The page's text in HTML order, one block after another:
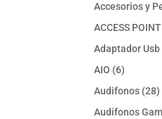
Accesorios y
ACCESS POINT
Adaptador Usb
AIO 66
productos
Audifonos 2828
Audifonos